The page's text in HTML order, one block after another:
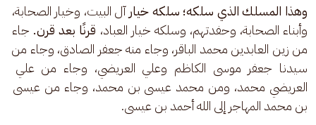
وهذا المسلك الذي سلكه؛ سلكه خيار آل البيت، وخيار الصحابة،
وأبناء الصحابة، وحفدتهم، وسلكه خيار العباد، قرنًا بعد قرن. جاء
من زين العابدين محمد الباقر، وجاء منه جعفر الصادق، وجاء من
سيدنا جعفر موسى الكاظم وعلي العريضي، وجاء من علي
العريضي محمد، ومن محمد عيسى بن محمد، وجاء من عيسى
بن محمد المهاجر إلى الله أحمد بن عيسى.